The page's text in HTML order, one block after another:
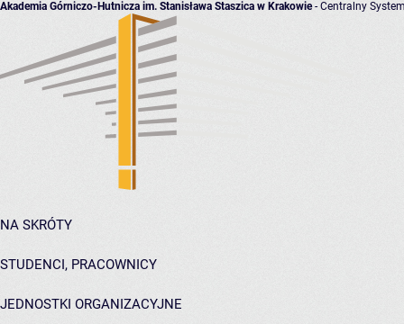
Akademia Górniczo-Hutnicza im. Stanisława Staszica w Krakowie- Centralny
NA SKRÓTY
STUDENCI, PRACOWNICY
JEDNOSTKI ORGANIZACYJNE